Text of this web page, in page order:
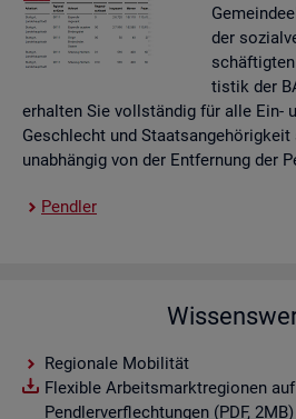
der
tis­tik der
er­hal­ten Sie voll­stän­dig für alle Ein-
Ge­schlecht und
un­ab­hän­gig von der Ent­fer­nung der
Pend­ler
Regionale Mobilität
Flexible Arbeitsmarktregionen
Pendlerverflechtungen (PDF, 2MB)